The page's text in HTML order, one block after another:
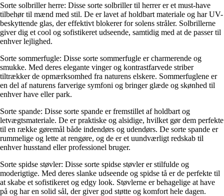
Sorte solbriller herre: Disse sorte solbriller til herrer er et must-have
tilbehør til mænd med stil. De er lavet af holdbart materiale og har UV-
beskyttende glas, der effektivt blokerer for solens stråler. Solbrillerne
giver dig et cool og sofistikeret udseende, samtidig med at de passer til
enhver lejlighed.
Sorte sommerfugle: Disse sorte sommerfugle er charmerende og
smukke. Med deres elegante vinger og kontrastfarvede striber
tiltrækker de opmærksomhed fra naturens elskere. Sommerfuglene er
en del af naturens farverige symfoni og bringer glæde og skønhed til
enhver have eller park.
Sorte spande: Disse sorte spande er fremstillet af holdbart og
letvægtsmateriale. De er praktiske og alsidige, hvilket gør dem perfekte
til en række gøremål både indendørs og udendørs. De sorte spande er
rummelige og lette at rengøre, og de er et uundværligt redskab til
enhver husstand eller professionel bruger.
Sorte spidse støvler: Disse sorte spidse støvler er stilfulde og
moderigtige. Med deres slanke udseende og spidse tå er de perfekte til
at skabe et sofistikeret og edgy look. Støvlerne er behagelige at have
på og har en solid sål, der giver god støtte og komfort hele dagen.